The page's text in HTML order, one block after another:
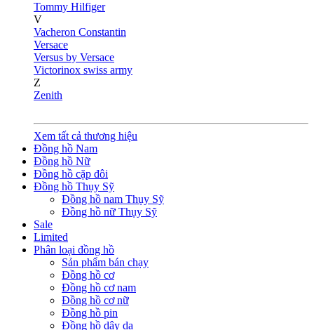
Tommy Hilfiger
V
Vacheron Constantin
Versace
Versus by Versace
Victorinox swiss army
Z
Zenith
Xem tất cả thương hiệu
Đồng hồ Nam
Đồng hồ Nữ
Đồng hồ cặp đôi
Đồng hồ Thụy Sỹ
Đồng hồ nam Thụy Sỹ
Đồng hồ nữ Thụy Sỹ
Sale
Limited
Phân loại đồng hồ
Sản phẩm bán chạy
Đồng hồ cơ
Đồng hồ cơ nam
Đồng hồ cơ nữ
Đồng hồ pin
Đồng hồ dây da